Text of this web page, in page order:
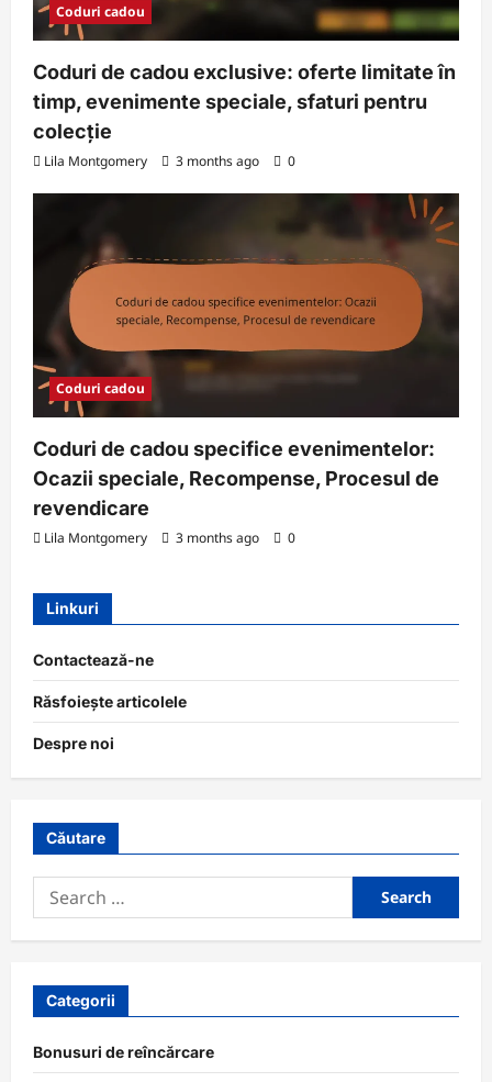
Coduri cadou
Coduri de cadou exclusive: oferte limitate în
timp, evenimente speciale, sfaturi pentru
colecție
Lila Montgomery 3 months ago 0
Coduri cadou
Coduri de cadou specifice evenimentelor:
Ocazii speciale, Recompense, Procesul de
revendicare
Lila Montgomery 3 months ago 0
Linkuri
Contactează-ne
Răsfoiește articolele
Despre noi
Căutare
Search
for:
Categorii
Bonusuri de reîncărcare